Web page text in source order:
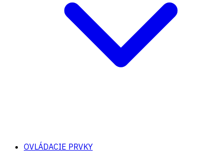
OVLÁDACIE PRVKY